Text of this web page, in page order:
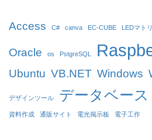
Access C# canva EC-CUBE LEDマト
Oracle os PstgreSQL
Ubuntu VB.NET Windows
デザインツール データベース
資料作成 通販サイト 電光掲示板 電子工作